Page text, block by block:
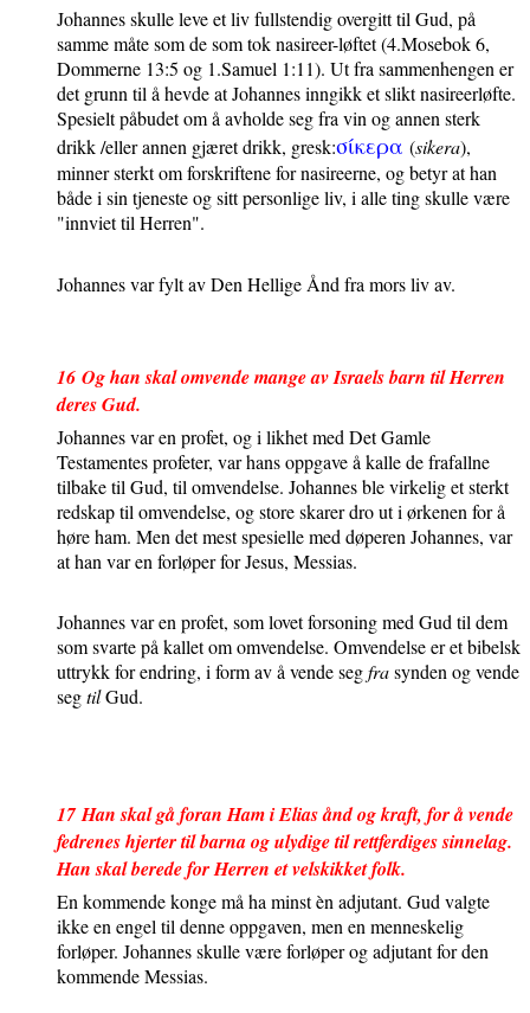
Johannes skulle leve et liv fullstendig overgitt til Gud, på
samme måte som de som tok nasireer-løftet (4.Mosebok 6,
Dommerne 13:5 og 1.Samuel 1:11). Ut fra sammenhengen er
det grunn til å hevde at Johannes inngikk et slikt nasireerløfte.
Spesielt påbudet om å avholde seg fra vin og annen sterk
drikk /eller annen gjæret drikk, gresk:σίκερα (sikera),
minner sterkt om forskriftene for nasireerne, og betyr at han
både i sin tjeneste og sitt personlige liv, i alle ting skulle være
"innviet til Herren".
Johannes var fylt av Den Hellige Ånd fra mors liv av.
16 Og han skal omvende mange av Israels barn til Herren
deres Gud.
Johannes var en profet, og i likhet med Det Gamle
Testamentes profeter, var hans oppgave å kalle de frafallne
tilbake til Gud, til omvendelse. Johannes ble virkelig et sterkt
redskap til omvendelse, og store skarer dro ut i ørkenen for å
høre ham. Men det mest spesielle med døperen Johannes, var
at han var en forløper for Jesus, Messias.
Johannes var en profet, som lovet forsoning med Gud til dem
som svarte på kallet om omvendelse. Omvendelse er et bibelsk
uttrykk for endring, i form av å vende segfrasynden og vende
segtilGud.
17 Han skal gå foran Ham i Elias ånd og kraft, for å vende
fedrenes hjerter til barna og ulydige til rettferdiges sinnelag.
Han skal berede for Herren et velskikket folk.
En kommende konge må ha minst èn adjutant. Gud valgte
ikke en engel til denne oppgaven, men en menneskelig
forløper. Johannes skulle være forløper og adjutant for den
kommende Messias.